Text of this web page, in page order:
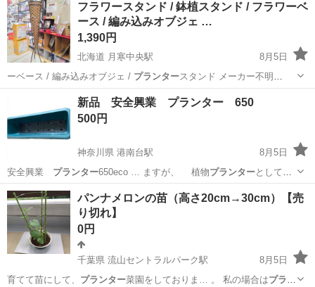
フラワースタンド / 鉢植スタンド / フラワーベ
ース / 編み込みオブジェ …
1,390円
北海道 月寒中央駅
8月5日
ーベース / 編み込みオブジェ / プランタースタンド メーカー不明
【サ…
札幌市 月寒中央駅 インテリア雑貨/小物
スタンド
新品 安全興業 プランター 650
500円
神奈川県 港南台駅
8月5日
安全興業 プランター 650eco … ますが、 植物プランターとして
も、、！ …
神奈川 横浜市 港南台駅 その他 プランター
パンナメロンの苗（高さ20cm→30cm）【売
り切れ】
0円
千葉県 流山セントラルパーク駅
8月5日
育てて苗にして、 プランター菜園をしておりま… 。 私の場合はプラン